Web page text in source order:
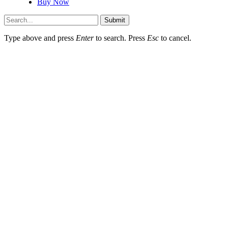
Submit
Type above and press Enterto search. Press Esc to cancel.